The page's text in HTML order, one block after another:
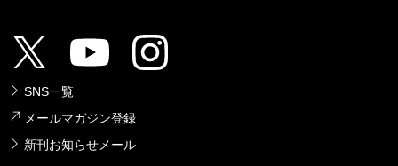
SNS一覧
メールマガジン登録
新刊お知らせメール